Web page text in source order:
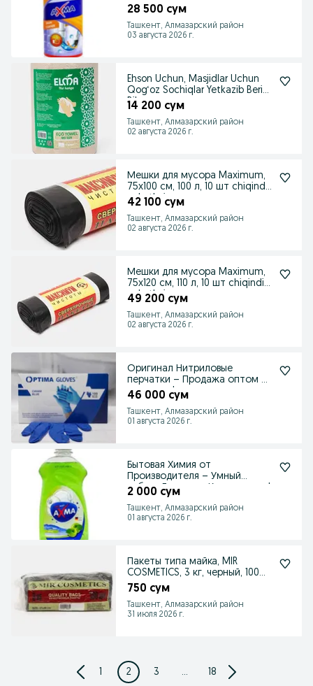
28 500 сум
Ташкент, Алмазарский район
03 августа 2026 г.
Ehson Uchun, Masjidlar Uchun
Qog‘oz Sochiqlar Yetkazib Berish
Bilan
14 200 сум
Ташкент, Алмазарский район
02 августа 2026 г.
Мешки для мусора Maximum,
75x100 см, 100 л, 10 шт chiqindi
paketlari
42 100 сум
Ташкент, Алмазарский район
02 августа 2026 г.
Мешки для мусора Maximum,
75x120 см, 110 л, 10 шт chiqindi
paketlari
49 200 сум
Ташкент, Алмазарский район
02 августа 2026 г.
Оригинал Нитриловые
перчатки – Продажа оптом и
в розницу!
46 000 сум
Ташкент, Алмазарский район
01 августа 2026 г.
Бытовая Химия от
Производителя – Умный
выбор: Дешево и Качественно!
2 000 сум
Ташкент, Алмазарский район
01 августа 2026 г.
Пакеты типа майка, MIR
COSMETICS, 3 кг, черный, 100
шт
750 сум
Ташкент, Алмазарский район
31 июля 2026 г.
1 2 3 ... 18